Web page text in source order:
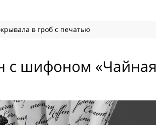
в гроб с печатью
с шифоном «Чайная